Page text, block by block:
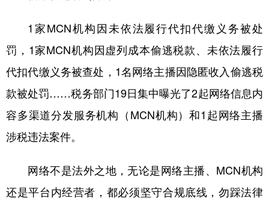
食品 人居 信息化 数字经济
学术中国 乡村振兴 银龄 溯源中国
城市 旅游 能源 会展
彩票 娱乐 时尚 悦读
文化产业
1家MCN机构因未依法履行代扣代缴义务被处
罚，1家MCN机构因虚列成本偷逃税款、未依法履行
代扣代缴义务被查处，1名网络主播因隐匿收入偷逃税
款被处罚……税务部门19日集中曝光了2起网络信息内
容多渠道分发服务机构（MCN机构）和1起网络主播
涉税违法案件。
网络不是法外之地，无论是网络主播、MCN机构
还是平台内经营者，都必须坚守合规底线，勿踩法律